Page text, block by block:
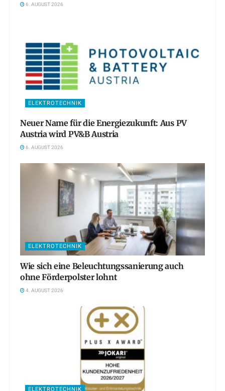
6. AUGUST 2026
ELEKTROTECHNIK
Neuer Name für die Energiezukunft: Aus PV
Austria wird PV&B Austria
6. AUGUST 2026
ELEKTROTECHNIK
Wie sich eine Beleuchtungssanierung auch
ohne Förderpolster lohnt
4. AUGUST 2026
ELEKTROTECHNIK